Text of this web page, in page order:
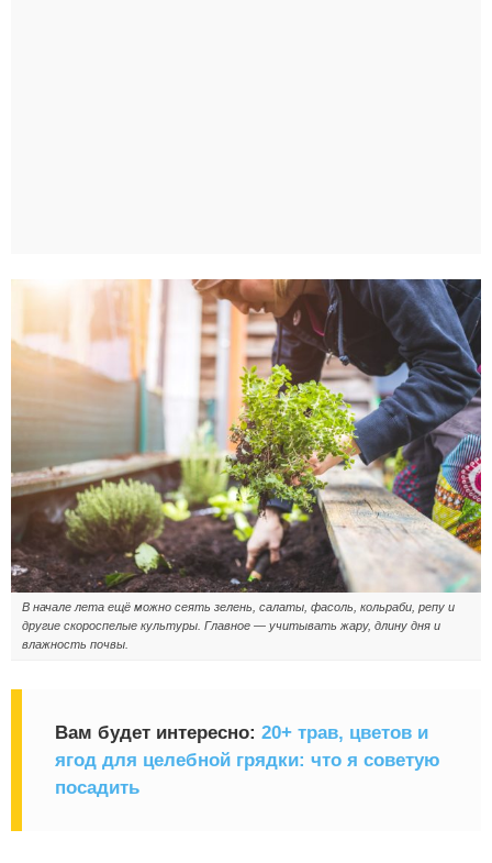
В начале лета ещё можно сеять зелень, салаты, фасоль, кольраби, репу и
другие скороспелые культуры. Главное — учитывать жару, длину дня и
влажность почвы.
Вам будет интересно: 20+ трав, цветов и
ягод для целебной грядки: что я советую
посадить